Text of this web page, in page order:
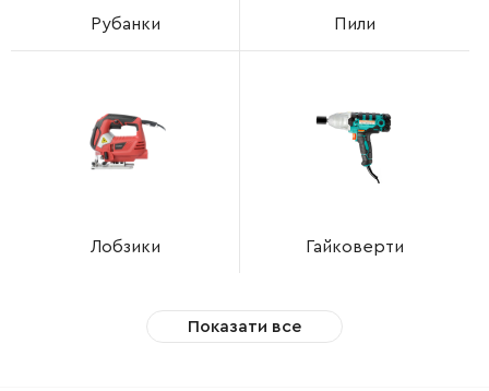
Рубанки Пили
Лобзики Гайковерти
Показати все